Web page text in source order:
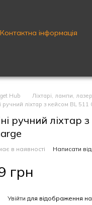
Контактна інформація
Hub Ліхтарі, лампи,
ручний ліхтар з кейсом BL 511
ручний ліхтар
в наявності Написати
грн
Увійти для відображення